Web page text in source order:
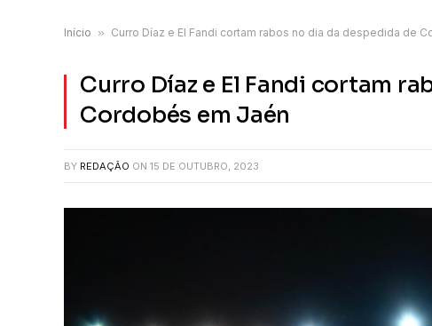
Início » Curro Díaz e El Fandi cortam rabos no dia da despedida de
Curro Díaz e El Fandi cortam
Cordobés em Jaén
BY REDAÇÃO ON 15 DE OUTUBRO, 2023